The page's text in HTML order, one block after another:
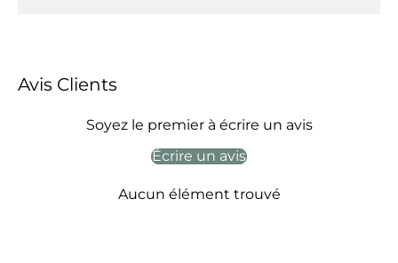
Avis Clients
Soyez le premier à écrire un avis
Écrire un avis
Aucun élément trouvé